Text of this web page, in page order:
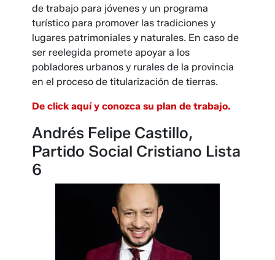
de trabajo para jóvenes y un programa
turístico para promover las tradiciones y
lugares patrimoniales y naturales. En caso de
ser reelegida promete apoyar a los
pobladores urbanos y rurales de la provincia
en el proceso de titularización de tierras.
De click aquí y conozca su plan de trabajo.
Andrés Felipe Castillo,
Partido Social Cristiano Lista
6